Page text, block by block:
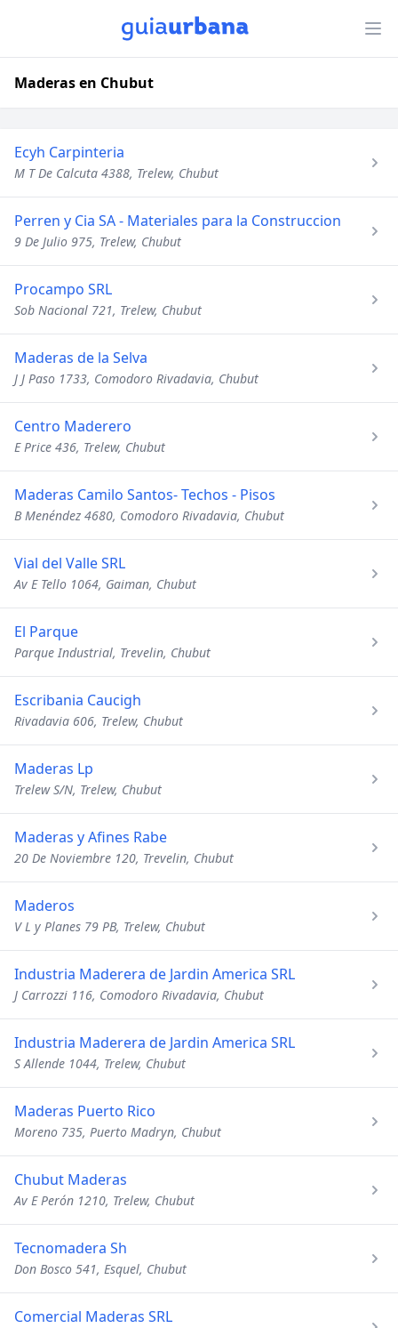
Maderas en Chubut
Ecyh Carpinteria
M T De Calcuta 4388, Trelew, Chubut
Perren y Cia SA - Materiales para la Construccion
9 De Julio 975, Trelew, Chubut
Procampo SRL
Sob Nacional 721, Trelew, Chubut
Maderas de la Selva
J J Paso 1733, Comodoro Rivadavia, Chubut
Centro Maderero
E Price 436, Trelew, Chubut
Maderas Camilo Santos- Techos - Pisos
B Menéndez 4680, Comodoro Rivadavia, Chubut
Vial del Valle SRL
Av E Tello 1064, Gaiman, Chubut
El Parque
Parque Industrial, Trevelin, Chubut
Escribania Caucigh
Rivadavia 606, Trelew, Chubut
Maderas Lp
Trelew S/N, Trelew, Chubut
Maderas y Afines Rabe
20 De Noviembre 120, Trevelin, Chubut
Maderos
V L y Planes 79 PB, Trelew, Chubut
Industria Maderera de Jardin America SRL
J Carrozzi 116, Comodoro Rivadavia, Chubut
Industria Maderera de Jardin America SRL
S Allende 1044, Trelew, Chubut
Maderas Puerto Rico
Moreno 735, Puerto Madryn, Chubut
Chubut Maderas
Av E Perón 1210, Trelew, Chubut
Tecnomadera Sh
Don Bosco 541, Esquel, Chubut
Comercial Maderas SRL